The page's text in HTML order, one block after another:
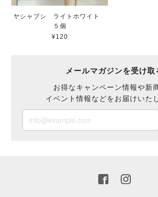
ヤシャブシ ライトホワイト
５個
¥120
メールマガジンを受け取
お得なキャンペーン情報や新
イベント情報などをお届けいた